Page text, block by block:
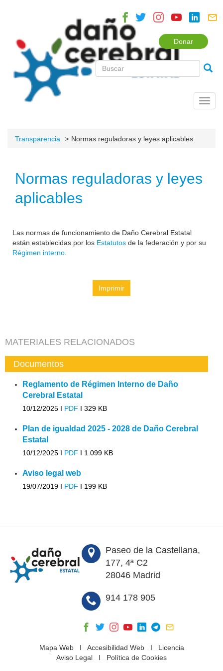
Donar
Transparencia Normas reguladoras y leyes aplicables
Normas reguladoras y leyes
aplicables
Las normas de funcionamiento de Daño Cerebral Estatal
están establecidas por los Estatutos de la federación y por su
Régimen interno
Imprimir
MATERIALES RELACIONADOS
Documentos
Reglamento de Régimen Interno de Daño
Cerebral Estatal
10/12/2025 I PDF I 329 KB
Plan de igualdad 2025 - 2028 de Daño Cerebral
Estatal
10/12/2025 I PDF I 1.099 KB
Aviso legal web
19/07/2019 I PDF I 199 KB
Paseo de la Castellana,
177, 4ª C2
28046 Madrid
914 178 905
Mapa WebI Accesibilidad WebI Licencia
Aviso Legal I Política de Cookies